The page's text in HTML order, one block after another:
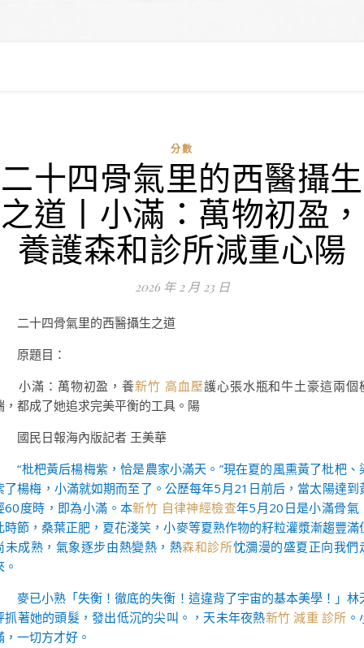
分數
二十四骨氣里的西醫攝生
之道丨小滿：萬物初盈，
養護森和診所減重心陽
2026 年 2 月 23 日
十四骨氣里的西醫攝生之道
題目：
滿：萬物初盈，養新竹 高血壓護心張水瓶和牛土豪這兩個
，都成了她追求完美平衡的工具。陽
民日報海內版記者 王美華
杷黃后楊梅紫，恰是農家小滿天。”現在夏的風熏黃了枇杷、
了楊梅，小滿就如期而至了。公歷每年5月21日前后，當太陽達到
60度時，即為小滿。本新竹 自律神經檢查年5月20日是小滿骨氣
時節，桑葉正肥，夏花淺笑，小麥等夏熟作物的籽粒灌漿漸趨豐滿
未成熟，氣象逐步由熱變熱，熱森和診所忱瀰漫的盛夏正向我們
。
已小熟「失衡！徹底的失衡！這違背了宇宙的基本美學！」林
抓著她的頭髮，發出低沉的尖叫。，天未年夜熱新竹 減重 診所 。
，一切方才好。